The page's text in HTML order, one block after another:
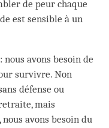
de peur chaque
est sensible à un
avons besoin de
survivre. Non
défense ou
mais
avons besoin du